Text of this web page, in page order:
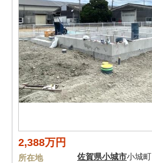
2,388万円
所在地 佐賀県小城市小城町